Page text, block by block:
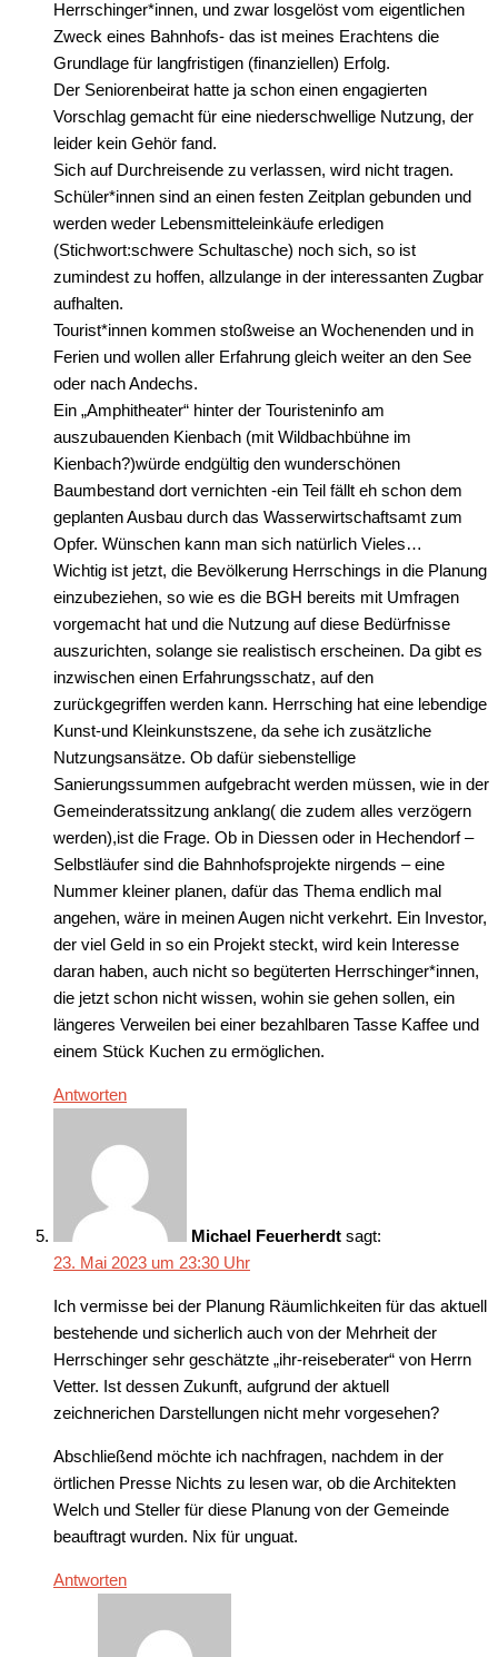
Herrschinger*innen, und zwar losgelöst vom eigentlichen
Zweck eines Bahnhofs- das ist meines Erachtens die
Grundlage für langfristigen (finanziellen) Erfolg.
Der Seniorenbeirat hatte ja schon einen engagierten
Vorschlag gemacht für eine niederschwellige Nutzung, der
leider kein Gehör fand.
Sich auf Durchreisende zu verlassen, wird nicht tragen.
Schüler*innen sind an einen festen Zeitplan gebunden und
werden weder Lebensmitteleinkäufe erledigen
(Stichwort:schwere Schultasche) noch sich, so ist
zumindest zu hoffen, allzulange in der interessanten Zugbar
aufhalten.
Tourist*innen kommen stoßweise an Wochenenden und in
Ferien und wollen aller Erfahrung gleich weiter an den See
oder nach Andechs.
Ein „Amphitheater“ hinter der Touristeninfo am
auszubauenden Kienbach (mit Wildbachbühne im
Kienbach?)würde endgültig den wunderschönen
Baumbestand dort vernichten -ein Teil fällt eh schon dem
geplanten Ausbau durch das Wasserwirtschaftsamt zum
Opfer. Wünschen kann man sich natürlich Vieles…
Wichtig ist jetzt, die Bevölkerung Herrschings in die Planung
einzubeziehen, so wie es die BGH bereits mit Umfragen
vorgemacht hat und die Nutzung auf diese Bedürfnisse
auszurichten, solange sie realistisch erscheinen. Da gibt es
inzwischen einen Erfahrungsschatz, auf den
zurückgegriffen werden kann. Herrsching hat eine lebendige
Kunst-und Kleinkunstszene, da sehe ich zusätzliche
Nutzungsansätze. Ob dafür siebenstellige
Sanierungssummen aufgebracht werden müssen, wie in der
Gemeinderatssitzung anklang( die zudem alles verzögern
werden),ist die Frage. Ob in Diessen oder in Hechendorf –
Selbstläufer sind die Bahnhofsprojekte nirgends – eine
Nummer kleiner planen, dafür das Thema endlich mal
angehen, wäre in meinen Augen nicht verkehrt. Ein Investor,
der viel Geld in so ein Projekt steckt, wird kein Interesse
daran haben, auch nicht so begüterten Herrschinger*innen,
die jetzt schon nicht wissen, wohin sie gehen sollen, ein
längeres Verweilen bei einer bezahlbaren Tasse Kaffee und
einem Stück Kuchen zu ermöglichen.
Antworten
Michael Feuerherdt sagt:
23. Mai 2023 um 23:30 Uhr
Ich vermisse bei der Planung Räumlichkeiten für das aktuell
bestehende und sicherlich auch von der Mehrheit der
Herrschinger sehr geschätzte „ihr-reiseberater“ von Herrn
Vetter. Ist dessen Zukunft, aufgrund der aktuell
zeichnerichen Darstellungen nicht mehr vorgesehen?
Abschließend möchte ich nachfragen, nachdem in der
örtlichen Presse Nichts zu lesen war, ob die Architekten
Welch und Steller für diese Planung von der Gemeinde
beauftragt wurden. Nix für unguat.
Antworten